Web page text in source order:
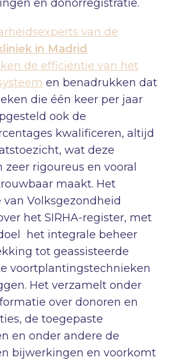
en donorregistratie.
van de
in Madrid
de efficiëntie van het
en benadrukken dat
die één keer per jaar
ook de
kwalificeren, altijd
wat deze
zeer rigoureus en vooral
maakt. Het
van Volksgezondheid
het SIRHA-register, met
het integrale beheer
tot geassisteerde
voortplantingstechnieken
Het verzamelt onder
over donoren en
de toegepaste
en onder andere de
bijwerkingen en voorkomt